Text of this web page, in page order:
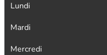
Lundi
Mardi
Mercredi